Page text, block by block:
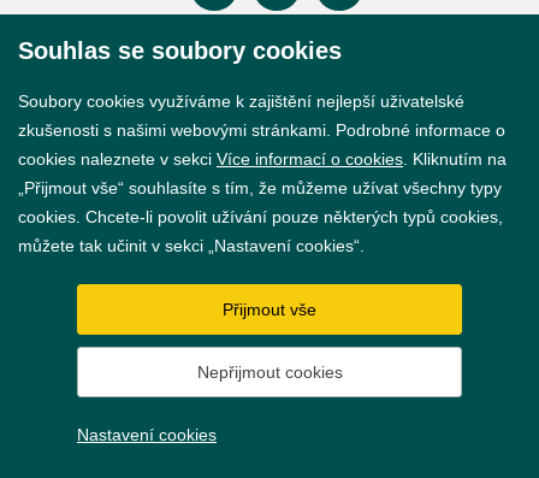
Prohlášení o přístupnosti
GDPR
Nastavení cookies
VytvořilwebProgress
Souhlas se soubory cookies
Soubory cookies využíváme k zajištění nejlepší uživatelské
zkušenosti s našimi webovými stránkami. Podrobné informace o
cookies naleznete v sekci Více informací o cookies . Kliknutím na
„Přijmout vše“ souhlasíte s tím, že můžeme užívat všechny typy
cookies. Chcete-li povolit užívání pouze některých typů cookies,
můžete tak učinit v sekci „Nastavení cookies“.
Přijmout vše
Nepřijmout cookies
Nastavení cookies